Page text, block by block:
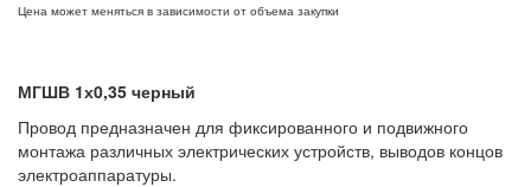
Цена может меняться в зависимости от объема закупки
МГШВ 1х0,35 черный
Провод предназначен для фиксированного и подвижного
монтажа различных электрических устройств, выводов концов
электроаппаратуры.